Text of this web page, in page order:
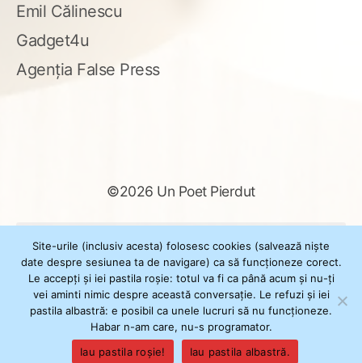
Emil Călinescu
Gadget4u
Agenția False Press
©2026 Un Poet Pierdut
după:
Powered byWordPress
ThemeXSimply by Il Jester
Site-urile (inclusiv acesta) folosesc cookies (salvează niște
date despre sesiunea ta de navigare) ca să funcționeze corect.
Le accepți și iei pastila roșie: totul va fi ca până acum și nu-ți
vei aminti nimic despre această conversație. Le refuzi și iei
pastila albastră: e posibil ca unele lucruri să nu funcționeze.
Habar n-am care, nu-s programator.
Iau pastila roșie!
Iau pastila albastră.